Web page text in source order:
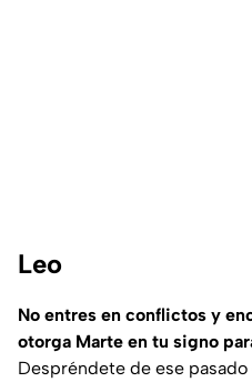
Leo
No entres en conflictos y
otorga Marte en tu signo
Despréndete de ese